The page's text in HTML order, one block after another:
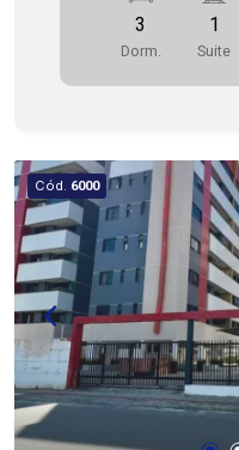
transporte público,
conforto e acessibilidade para sua família.
Detalhes do Apartamento: 3
Infraestrutura do Condomínio:
Mulher Quadra de
Câmeras de
Adulto e Infantil
de Jogos
Verdes e Jardins Para mais detalhes sobre os
imóveis e para
ícone do WhatsApp
pronta para te ajudar! Cohab Premium Imobiliária
3
Dorm.
1
Suite
Cód. 6000